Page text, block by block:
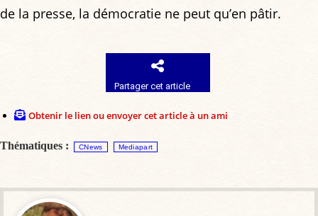
de la presse, la démocratie ne peut qu’en pâtir.
Partager cet article
Obtenir le lien ou envoyer cet article à un ami
Thématiques : CNews Mediapart